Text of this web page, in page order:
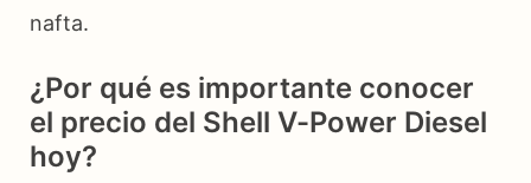
nafta.
¿Por qué es importante conocer
el precio del Shell V-Power Diesel
hoy?